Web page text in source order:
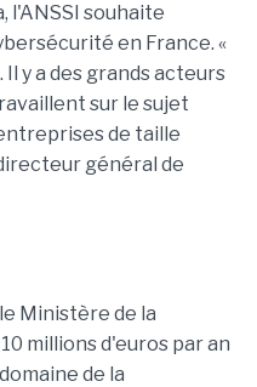
l'ANSSI souhaite
en France. «
y a des grands acteurs
sur le sujet
de taille
général de
Ministère de la
millions d'euros par an
de la